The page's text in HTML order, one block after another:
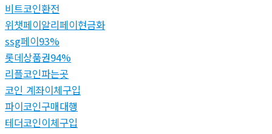
비트코인환전
위챗페이알리페이현금화
ssg페이93%
롯데상품권94%
리플코인파는곳
코인 계좌이체구입
파이코인구매대행
테더코인이체구입